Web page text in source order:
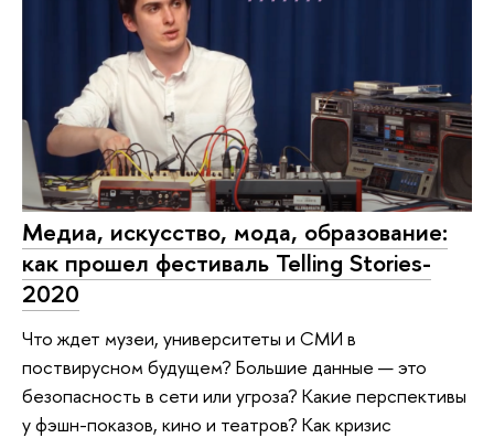
Медиа, искусство, мода, образование:
как прошел фестиваль Telling Stories-
2020
Что ждет музеи, университеты и СМИ в
поствирусном будущем? Большие данные — это
безопасность в сети или угроза? Какие перспективы
у фэшн-показов, кино и театров? Как кризис